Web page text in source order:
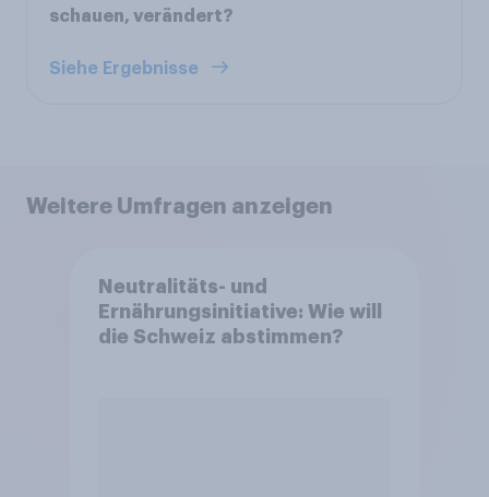
schauen, verändert?
Siehe Ergebnisse
Weitere Umfragen anzeigen
Neutralitäts- und
Ernährungsinitiative: Wie will
die Schweiz abstimmen?